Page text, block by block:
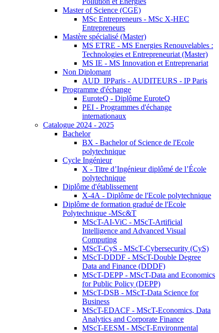
Master of Science (CGE)
MSc Entrepreneurs - MSc X-HEC
Entrepreneurs
Mastère spécialisé (Master)
MS ETRE - MS Energies Renouvelables :
Technologies et Entrepreneuriat (Master)
MS IE - MS Innovation et Entreprenariat
Non Diplomant
AUD_IPParis - AUDITEURS - IP Paris
Programme d'échange
EuroteQ - Diplôme EuroteQ
PEI - Programmes d'échange
internationaux
Catalogue 2024 - 2025
Bachelor
BX - Bachelor of Science de l'Ecole
polytechnique
Cycle Ingénieur
X - Titre d’Ingénieur diplômé de l’École
polytechnique
Diplôme d'établissement
X-4A - Diplôme de l'Ecole polytechnique
Diplôme de formation gradué de l'Ecole
Polytechnique -MSc&T
MScT-AI-ViC - MScT-Artificial
Intelligence and Advanced Visual
Computing
MScT-CyS - MScT-Cybersecurity (CyS)
MScT-DDDF - MScT-Double Degree
Data and Finance (DDDF)
MScT-DEPP - MScT-Data and Economics
for Public Policy (DEPP)
MScT-DSB - MScT-Data Science for
Business
MScT-EDACF - MScT-Economics, Data
Analytics and Corporate Finance
MScT-EESM - MScT-Environmental